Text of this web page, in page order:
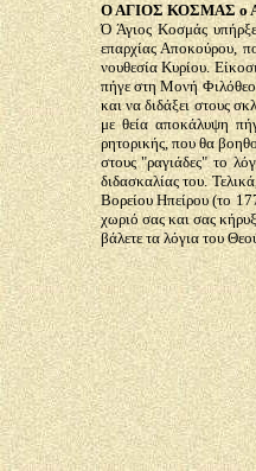
Ο ΑΓΙΟΣ ΚΟΣΜΑΣ ο
Ό Άγιος Κοσμάς
επαρχίας Αποκούρου,
νουθεσία Κυρίου.
πήγε στη Μονή
και να διδάξει στους
με θεία αποκάλυψη
ρητορικής, που θα
στους "ραγιάδες" το
διδασκαλίας του.
Βορείου Ηπείρου (το
χωριό σας και σας
βάλετε τα λόγια του